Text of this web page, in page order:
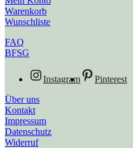
Warenkorb
Wunschliste
FAQ
BFSG
Instagram
Pinterest
Über uns
Kontakt
Impressum
Datenschutz
Widerruf